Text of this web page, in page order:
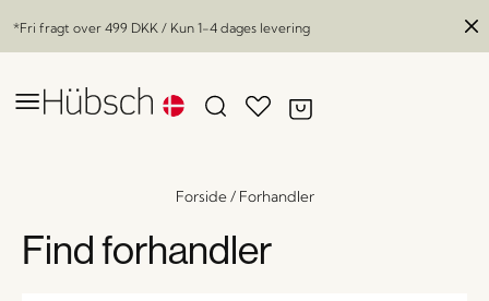
*Fri fragt over 499 DKK / Kun 1-4 dages levering
Forside/ Forhandler
Find forhandler